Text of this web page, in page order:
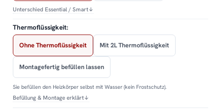
Unterschied Essential / Smart↓
Thermoflüssigkeit:
Ohne Thermoflüssigkeit Mit 2L Thermoflüssigkeit
Montagefertig befüllen lassen
Sie befüllen den Heizkörper selbst mit Wasser (kein Frostschutz).
Befüllung & Montage erklärt↓